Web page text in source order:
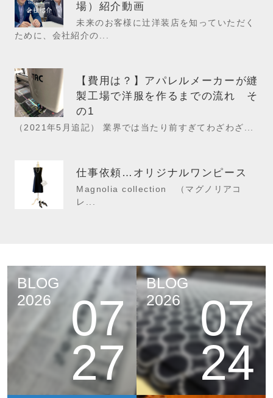
場）紹介動画
未来のお客様に辻洋装店を知っていただく
ために、会社紹介の...
【費用は？】アパレルメーカーが縫
製工場で洋服を作るまでの流れ そ
の1
（2021年5月追記） 業界では当たり前すぎてわざわざ...
仕事依頼…オリジナルワンピース
Magnolia collection （マグノリアコ
レ...
BLOG
2026
07
27
BLOG
2026
07
24